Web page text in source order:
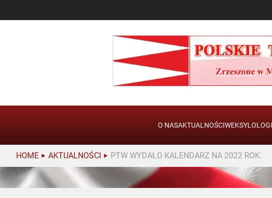
O NASAKTUALNOŚCI
HOME AKTUALNOŚCI PTW WYDAŁO KALENDARZ NA 2022 ROK.